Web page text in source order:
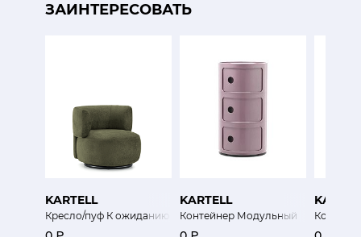
ЗАИНТЕРЕСОВАТЬ
KARTELL
Кресло/пуф К ожиданию
KARTELL
Контейнер Модульный